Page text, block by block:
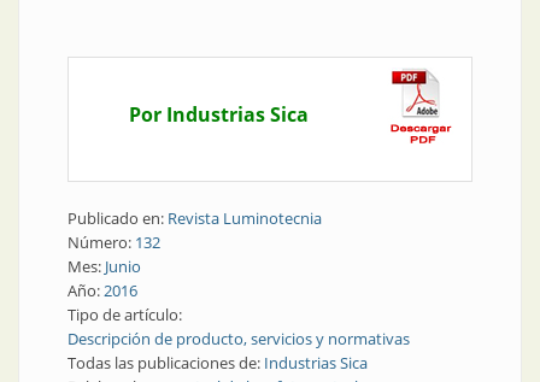
Por Industrias Sica
Publicado en: Revista Luminotecnia
Número: 132
Mes: Junio
Año:2016
Tipo de artículo:
Descripción de producto, servicios y normativas
Todas las publicaciones de: Industrias Sica